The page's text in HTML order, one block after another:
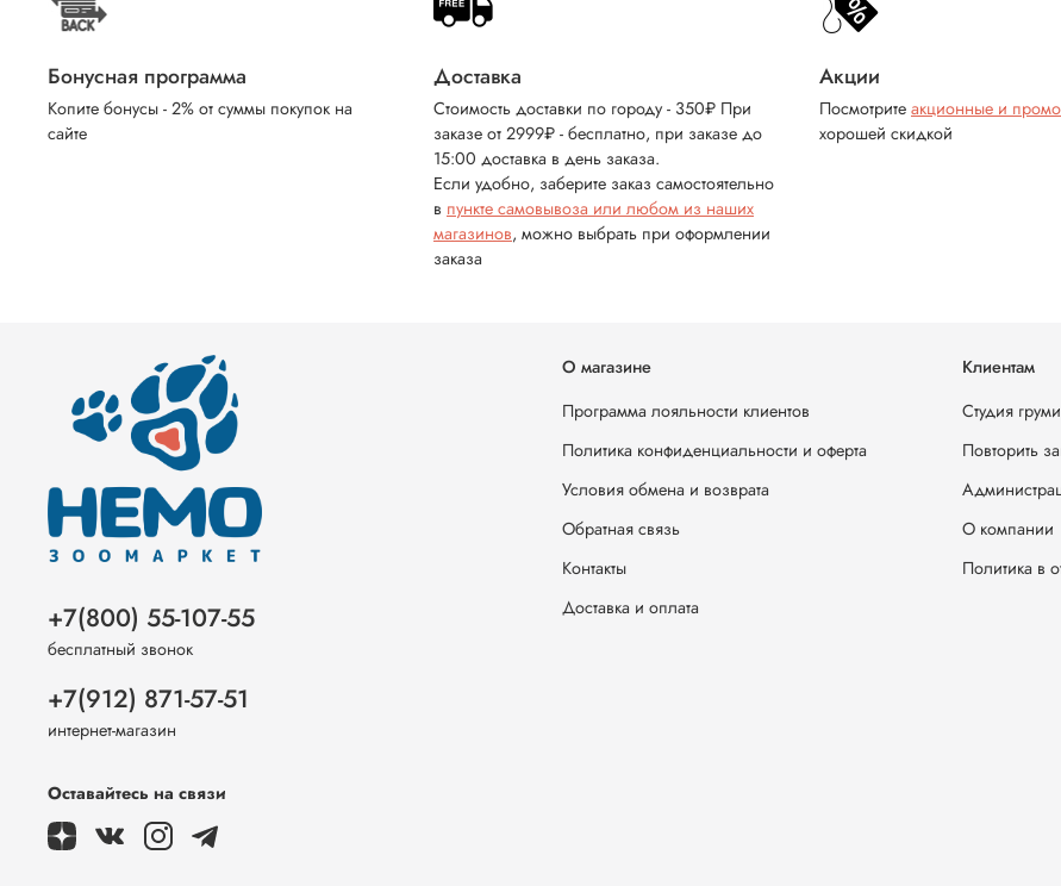
Бонусная программа
Копите бонусы - 2% от суммы покупок на
сайте
Доставка
Стоимость доставки по городу - 350₽ При
заказе от 2999₽ - бесплатно, при заказе до
15:00 доставка в день заказа.
Если удобно, заберите заказ самостоятельно
в пункте самовывоза или любом из наших
магазинов, можно выбрать при оформлении
заказа
Акции
Посмотрите акционные и
хорошей скидкой
О магазине
Программа лояльности клиентов
Политика конфиденциальности и оферта
Условия обмена и возврата
Обратная связь
Контакты
Доставка и оплата
Клиентам
Студия
Повторить
О компании
Политика в
+7(800) 55-107-55
бесплатный звонок
+7(912) 871-57-51
интернет-магазин
Оставайтесь на связи